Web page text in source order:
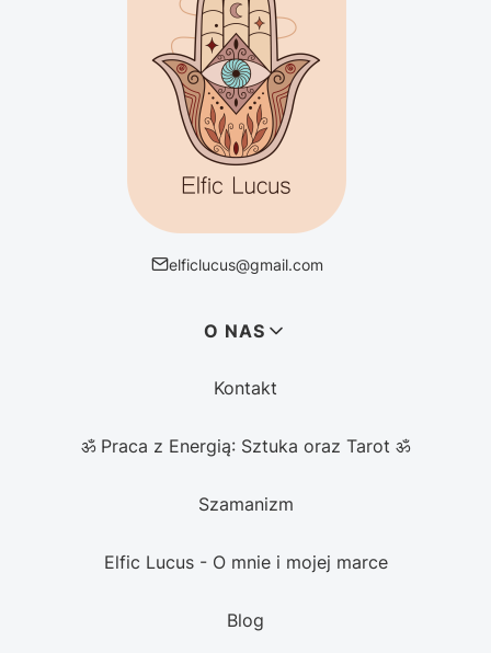
elficlucus@gmail.com
O NAS
Kontakt
ॐ Praca z Energią: Sztuka oraz Tarot ॐ
Szamanizm
Elfic Lucus - O mnie i mojej marce
Blog